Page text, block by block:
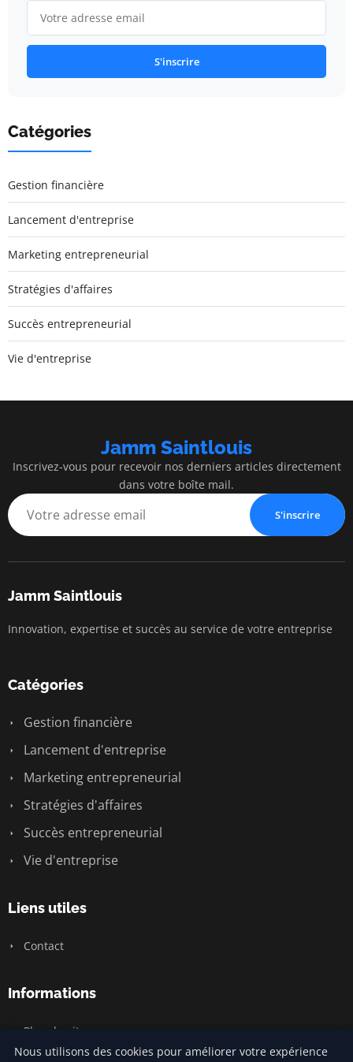
S'inscrire
Catégories
Gestion financière
Lancement d'entreprise
Marketing entrepreneurial
Stratégies d'affaires
Succès entrepreneurial
Vie d'entreprise
Jamm Saintlouis
Inscrivez-vous pour recevoir nos derniers articles directement
dans votre boîte mail.
S'inscrire
Jamm Saintlouis
Innovation, expertise et succès au service de votre entreprise
Catégories
Gestion financière
Lancement d'entreprise
Marketing entrepreneurial
Stratégies d'affaires
Succès entrepreneurial
Vie d'entreprise
Liens utiles
Contact
Informations
Plan du site
Nous utilisons des cookies pour améliorer votre expérience